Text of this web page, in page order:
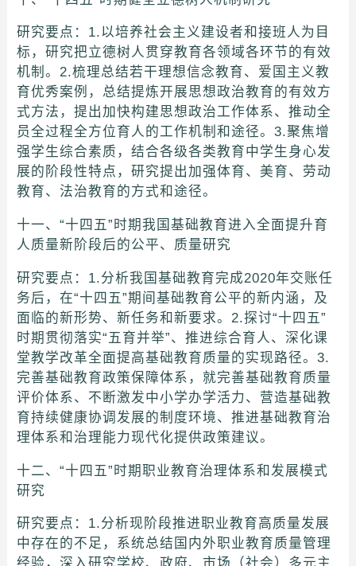
研究要点：1.以培养社会主义建设者和接班人为目
标，研究把立德树人贯穿教育各领域各环节的有效
机制。2.梳理总结若干理想信念教育、爱国主义教
育优秀案例，总结提炼开展思想政治教育的有效方
式方法，提出加快构建思想政治工作体系、推动全
员全过程全方位育人的工作机制和途径。3.聚焦增
强学生综合素质，结合各级各类教育中学生身心发
展的阶段性特点，研究提出加强体育、美育、劳动
教育、法治教育的方式和途径。
十一、“十四五”时期我国基础教育进入全面提升育
人质量新阶段后的公平、质量研究
研究要点：1.分析我国基础教育完成2020年交账任
务后，在“十四五”期间基础教育公平的新内涵，及
面临的新形势、新任务和新要求。2.探讨“十四五”
时期贯彻落实“五育并举”、推进综合育人、深化课
堂教学改革全面提高基础教育质量的实现路径。3.
完善基础教育政策保障体系，就完善基础教育质量
评价体系、不断激发中小学办学活力、营造基础教
育持续健康协调发展的制度环境、推进基础教育治
理体系和治理能力现代化提供政策建议。
十二、“十四五”时期职业教育治理体系和发展模式
研究
研究要点：1.分析现阶段推进职业教育高质量发展
中存在的不足，系统总结国内外职业教育质量管理